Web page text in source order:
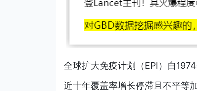
全球扩大免疫计划（EPI）自
近十年覆盖率增长停滞且不平等加